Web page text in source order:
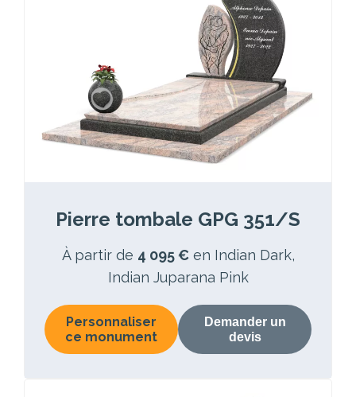
Pierre tombale GPG 351/S
À partir de 4 095 € en Indian Dark,
Indian Juparana Pink
Personnaliser
ce monument
Demander un
devis